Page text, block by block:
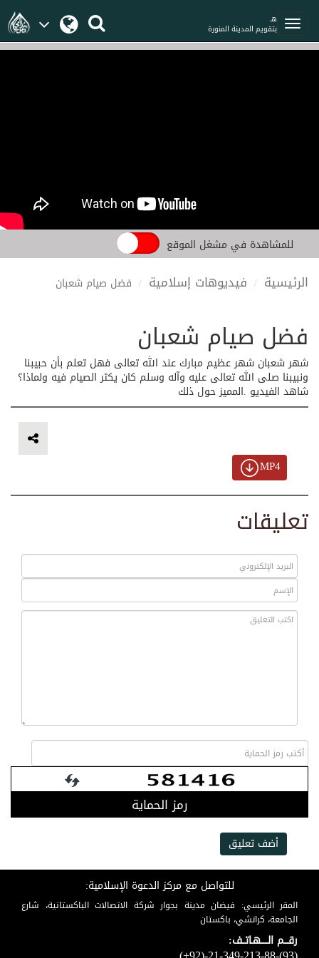
هـ
بتقويم المدينة المنورة
للمشاهدة في مشغل الموقع
الرئيسية فيديوهات إسلامية فضل صيام شعبان
فضل صيام شعبان
شهر شعبان شهر عظيم مبارك عند الله تعالى فهل تعلم بأن حبيبنا
ونبيبنا صلى الله تعالى عليه وآله وسلم كان يكثر الصيام فيه ولماذا؟
شاهد الفيديو .المميز حول ذلك
MP4
تعليقات
رمز الحماية
أضف تعليق
للتواصل مع مركز الدعوة الإسلامية:
المقر الرئيسي: فيضان مدينة بجوار شركة الاتصالات الباكستانية، شارع
الجامعة، كراتشي، باكستان
رقـــم الـــــهـاتــف: